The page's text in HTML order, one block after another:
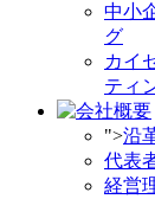
中小
グ
カイ
ティ
">沿
代表
経営